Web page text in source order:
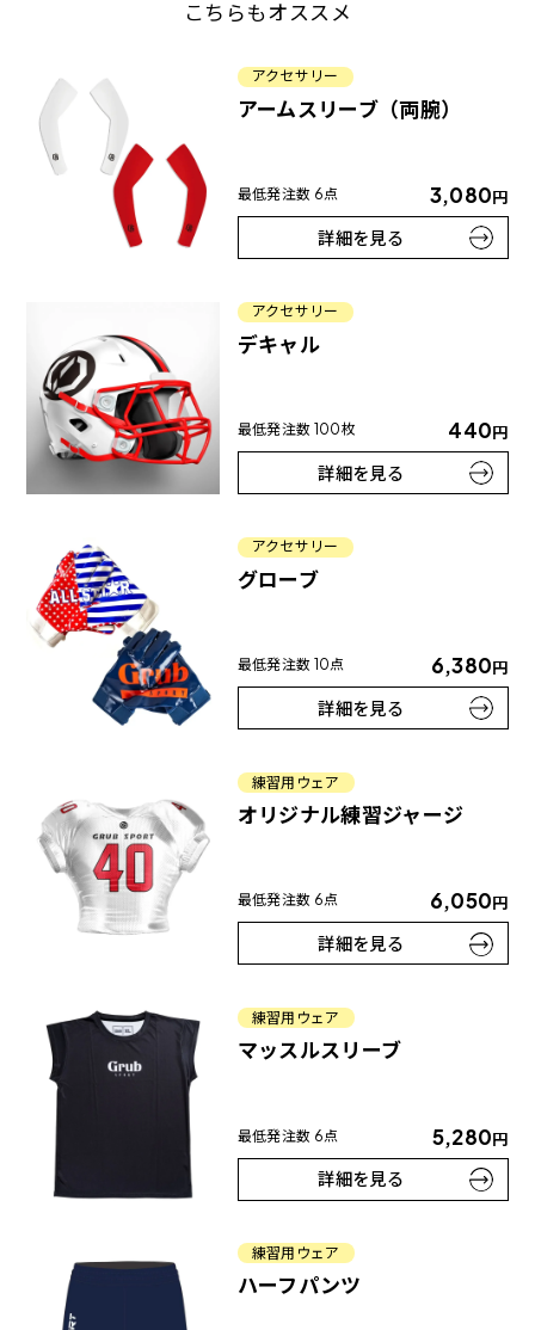
こちらもオススメ
アクセサリー
アームスリーブ（両腕）
最低発注数 6点 3,080円
詳細を見る
アクセサリー
デキャル
最低発注数 100枚 440円
詳細を見る
アクセサリー
グローブ
最低発注数 10点 6,380円
詳細を見る
練習用ウェア
オリジナル練習ジャージ
最低発注数 6点 6,050円
詳細を見る
練習用ウェア
マッスルスリーブ
最低発注数 6点 5,280円
詳細を見る
練習用ウェア
ハーフパンツ